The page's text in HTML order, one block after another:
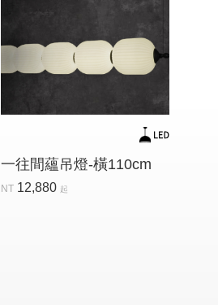
一往間蘊吊燈-橫110cm
NT12,880 起